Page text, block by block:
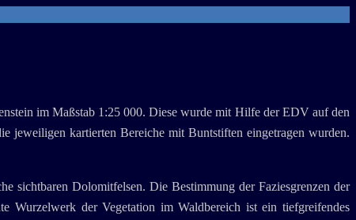
im Maßstab 1:25 000. Diese wurde mit Hilfe der EDV auf den
jeweiligen kartierten Bereiche mit Buntstiften eingetragen wurden.
sichtbaren Dolomitfelsen. Die Bestimmung der Faziesgrenzen der
Wurzelwerk der Vegetation im Waldbereich ist ein tiefgreifendes